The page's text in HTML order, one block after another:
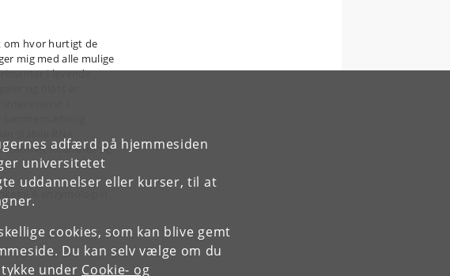
adfærd på hjemmesiden
universitetet
uddannelser eller kurser, til at
cookies, som kan blive gemt
Du kan selv vælge om du
under Cookie- og
om hvor hurtigt de
mig med alle mulige
i levende
i
forandrer sig.
& enzymologi II